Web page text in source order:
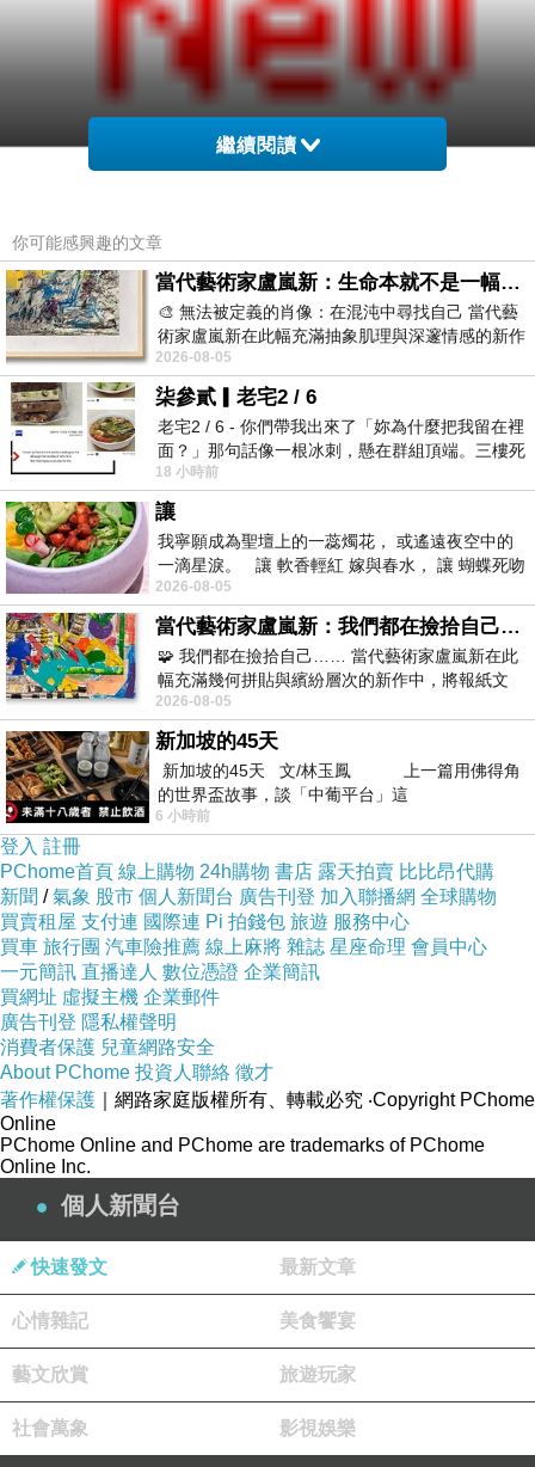
yutuxdaew@yahoo.com.tw買學歷,
yutuxdaew@yahoo.com.tw買文憑
yutuxdaew@yahoo.com.tw買執照,
yutuxdaew@yahoo.com.tw
yutuxdaew@yahoo.com.tw買證件
yutuxdaew@yahoo.com.tw買TOEIC,
yutuxdaew@yahoo.com.tw
TOEIC,
yutuxdaew@yahoo.com.twIELTS,
yutuxdaew@yahoo.com.tw TOEFL,
yutuxdaew@yahoo.com.twJLPT,
yutuxdaew@yahoo.com.tw
yutuxdaew@yahoo.com.tw網友推薦專業代辦畢
業證書,yutuxdaew@yahoo.com.tw合法代辦畢業
證書,yutuxdaew@yahoo.com.tw專業合法代辦學
歷執照證照畢業證書,yutuxdaew@yahoo.com.tw
代辦多益,yutuxdaew@yahoo.com.tw
多益證書代
辦,yutuxdaew@yahoo.com.tw代辦證
書,yutuxdaew@yahoo.com.tw代辦學歷,
yutuxdaew@yahoo.com.tw代辦雅
思,yutuxdaew@yahoo.com.tw 代辦畢業證書
yutuxdaew@yahoo.com.tw畢業
yutuxdaew@yahoo.com.tw畢業證書
yutuxdaew@yahoo.com.tw
yutuxdaew@yahoo.com.tw
yutuxdaew@yahoo.com.tw
yutuxdaew@yahoo.com.tw
畢業證書不見,
yutuxdaew@yahoo.com.tw
yutuxdaew@yahoo.com.tw
yutuxdaew@yahoo.com.tw
yutuxdaew@yahoo.com.tw 畢業證書遺失
yutuxdaew@yahoo.com.tw畢業證書查詢,
yutuxdaew@yahoo.com.tw 畢業證書製作價格
yutuxdaew@yahoo.com.tw 畢業證書製作軟體
yutuxdaew@yahoo.com.tw台灣畢業證書製
作, yutuxdaew@yahoo.com.tw多益
繼續閱讀
你可能感興趣的文章
當代藝術家盧嵐新：生命本就不是一幅能被定義的肖像，在混亂與交疊中拼湊完整的靈魂
🎨 無法被定義的肖像：在混沌中尋找自己 當代藝
術家盧嵐新在此幅充滿抽象肌理與深邃情感的新作
中，以灰白為基底，交織著塗抹、刮擦與
2026-08-05
柒參貳▎老宅2 / 6
老宅2 / 6 - 你們帶我出來了「妳為什麼把我留在裡
面？」那句話像一根冰刺，懸在群組頂端。三樓死
死盯著照片裡的人。那個人確實站在
18 小時前
讓
我寧願成為聖壇上的一蕊燭花， 或遙遠夜空中的
一滴星淚。 讓 軟香輕紅 嫁與春水， 讓 蝴蝶死吻
夏日最後一瓣玫瑰， 讓
2026-08-05
當代藝術家盧嵐新：我們都在撿拾自己，將散落的情緒與碎片，拼回生命完整的輪廓
🧩 我們都在撿拾自己…… 當代藝術家盧嵐新在此
幅充滿幾何拼貼與繽紛層次的新作中，將報紙文
字、彩色剪紙與明亮顏料層層
2026-08-05
新加坡的45天
新加坡的45天 文/林玉鳳 上一篇用佛得角
的世界盃故事，談「中葡平台」這
6 小時前
登入 註冊
PChome首頁 線上購物 24h購物 書店 露天拍賣 比比昂代購
新聞 /氣象 股市 個人新聞台 廣告刊登 加入聯播網 全球購物
買賣租屋 支付連 國際連 Pi 拍錢包 旅遊 服務中心
買車 旅行團 汽車險推薦 線上麻將 雜誌 星座命理 會員中心
一元簡訊 直播達人 數位憑證 企業簡訊
買網址 虛擬主機 企業郵件
廣告刊登 隱私權聲明
消費者保護 兒童網路安全
About PChome 投資人聯絡 徵才
著作權保護 ｜網路家庭版權所有、轉載必究 ‧Copyright PChome
Online
PChome Online and PChome are trademarks of PChome
Online Inc.
個人新聞台
快速發文 最新文章
心情雜記 美食饗宴
藝文欣賞 旅遊玩家
社會萬象 影視娛樂